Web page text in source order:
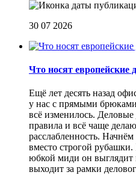
30 07 2026
Что носят европейские
Ещё лет десять назад
у нас с прямыми
всё изменилось.
правила и всё чаще
расслабленность.
вместо строгой
юбкой миди он выглядит
выходит за рамки